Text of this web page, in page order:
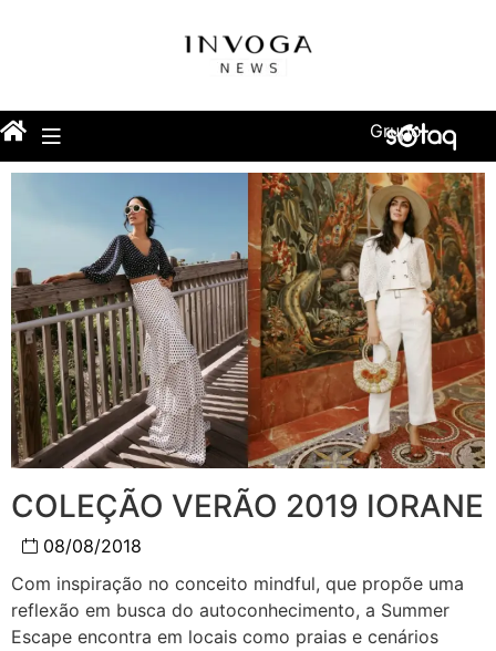
Grupo
COLEÇÃO VERÃO 2019 IORANE
08/08/2018
Com inspiração no conceito mindful, que propõe uma
reflexão em busca do autoconhecimento, a Summer
Escape encontra em locais como praias e cenários